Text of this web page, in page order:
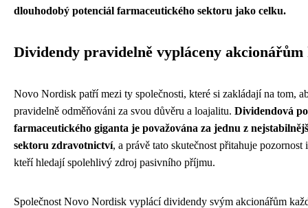
dlouhodobý potenciál farmaceutického sektoru jako celku.
Dividendy pravidelně vypláceny
Novo Nordisk patří mezi ty společnosti, které si zakládají na tom,
pravidelně odměňováni za svou důvěru a loajalitu. Dividendová
farmaceutického giganta je považována za jednu z
sektoru zdravotnictví, a právě tato skutečnost přitahuje pozornost
kteří hledají spolehlivý zdroj pasivního příjmu.
Společnost Novo Nordisk vyplácí dividendy svým akcionářům